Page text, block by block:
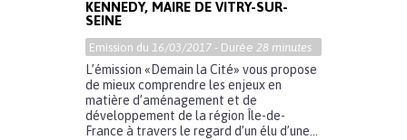
KENNEDY, MAIRE DE VITRY-SUR-
SEINE
Emission du 16/03/2017 - Durée 28 minutes
L’émission «Demain la Cité» vous propose
de mieux comprendre les enjeux en
matière d’aménagement et de
développement de la région Île-de-
France à travers le regard d’un élu d’une...